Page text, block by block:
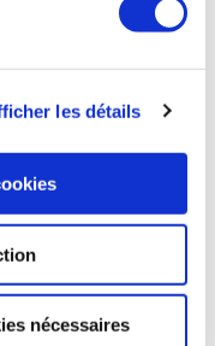
les détails
nécessaires
avionique ou